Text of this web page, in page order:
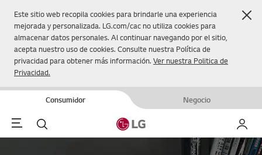
Este sitio web recopila cookies para brindarle una experiencia
mejorada y personalizada. LG.com/cac no utiliza cookies para
almacenar datos personales. Al continuar navegando por el sitio,
acepta nuestro uso de cookies. Consulte nuestra Política de
privacidad para obtener más información. Ver nuestra Politica de
Privacidad.
Consumidor Negocio
Menu Buscar Mi LG